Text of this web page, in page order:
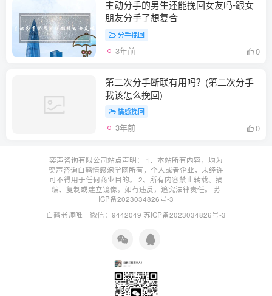
主动分手的男生还能挽回女友吗-跟女
朋友分手了想复合
分手挽回
3年前 0
第二次分手断联有用吗？(第二次分手
我该怎么挽回)
情感挽回
3年前 0
奕声咨询有限公司站点声明： 1、本站所有内容，均为
奕声咨询白鹤情感泡学网所有，个人或者企业，未经许
可不得用于任何商业目的。 2、所有内容禁止转载、摘
编、复制或建立镜像，如有违反，追究法律责任。 苏
ICP备2023034826号-3
白鹤老师唯一微信：9442049 苏ICP备2023034826号-3